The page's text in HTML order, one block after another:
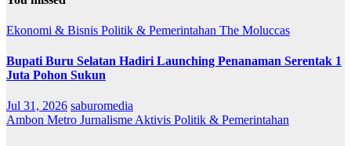
Ekonomi & Bisnis Politik & Pemerintahan The Moluccas
Bupati Buru Selatan Hadiri Launching Penanaman Serentak 1
Juta Pohon Sukun
Jul 31, 2026 saburomedia
Ambon Metro Jurnalisme Aktivis Politik & Pemerintahan